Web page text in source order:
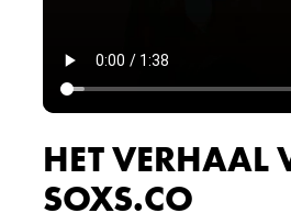
HET VERHAAL
SOXS.CO